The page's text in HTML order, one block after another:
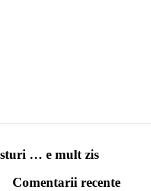
… e mult zis
Comentarii recente